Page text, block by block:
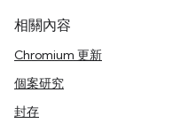
相關內容
Chromium 更新
個案研究
封存